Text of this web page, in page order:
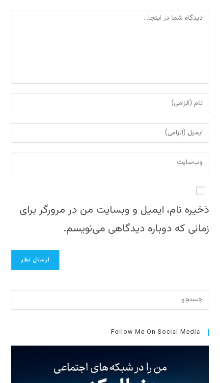
دیدگاه
برای
نظر
دادن،
نام
نام
کاربری
خود
وارد
کنید
برای
نظر
دادن،
ایمیل‌تان
وارد
کنید
وب
خود
را
کنید
ذخیره نام، ایمیل و وبسایت من در مرورگر برای
زمانی که دوباره دیدگاهی می‌نویسم.
کلید
Follow Me On Social Media